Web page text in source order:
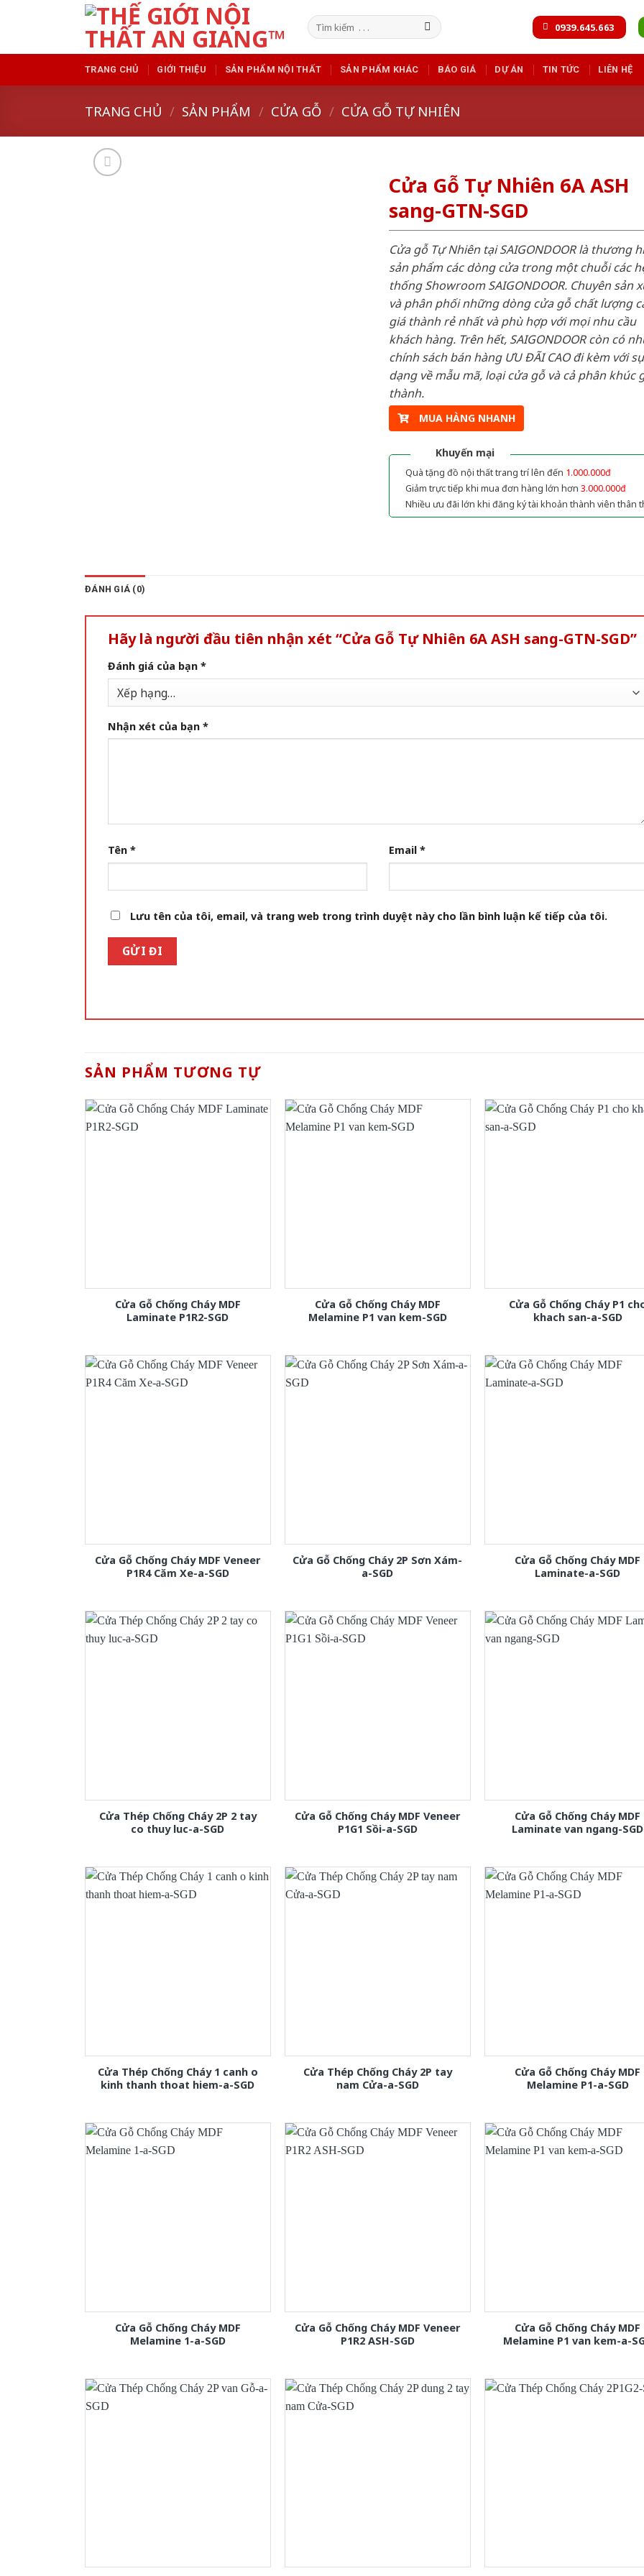
Tìm
kiếm:
0939.645.663
TRANG CHỦ GIỚI THIỆU SẢN PHẨM NỘI THẤT SẢN PHẨM KHÁC BÁO GIÁ DỰ ÁN TIN TỨC LIÊN HỆ
TRANG CHỦ / SẢN PHẨM / CỬA GỖ / CỬA GỖ TỰ NHIÊN
Cửa Gỗ Tự Nhiên 6A ASH
sang-GTN-SGD
Cửa gỗ Tự Nhiên tại SAIGONDOOR là thương
sản phẩm các dòng cửa trong một chuỗi các
thống Showroom SAIGONDOOR. Chuyên sản
và phân phối những dòng cửa gỗ chất lượng
giá thành rẻ nhất và phù hợp với mọi nhu cầu
khách hàng. Trên hết, SAIGONDOOR còn có
chính sách bán hàng ƯU ĐÃI CAO đi kèm với
dạng về mẫu mã, loại cửa gỗ và cả phân khúc
thành.
MUA HÀNG NHANH
Khuyến mại
Quà tặng đồ nội thất trang trí lên đến 1.000.000đ
Giảm trực tiếp khi mua đơn hàng lớn hơn 3.000.000đ
Nhiều ưu đãi lớn khi đăng ký tài khoản thành viên thân
ĐÁNH GIÁ (0)
Hãy là người đầu tiên nhận xét “Cửa Gỗ Tự Nhiên 6A ASH sang-GTN-SGD”
Đánh giá của bạn *
Nhận xét của bạn *
Tên * Email *
Lưu tên của tôi, email, và trang web trong trình duyệt này cho lần bình luận kế tiếp của tôi.
SẢN PHẨM TƯƠNG TỰ
Cửa Gỗ Chống Cháy MDF
Laminate P1R2-SGD
Cửa Gỗ Chống Cháy MDF
Melamine P1 van kem-SGD
Cửa Gỗ Chống Cháy P1
khach san-a-SGD
Cửa Gỗ Chống Cháy MDF Veneer
P1R4 Căm Xe-a-SGD
Cửa Gỗ Chống Cháy 2P Sơn Xám-
a-SGD
Cửa Gỗ Chống Cháy MDF
Laminate-a-SGD
Cửa Thép Chống Cháy 2P 2 tay
co thuy luc-a-SGD
Cửa Gỗ Chống Cháy MDF Veneer
P1G1 Sồi-a-SGD
Cửa Gỗ Chống Cháy MDF
Laminate van ngang-SGD
Cửa Thép Chống Cháy 1 canh o
kinh thanh thoat hiem-a-SGD
Cửa Thép Chống Cháy 2P tay
nam Cửa-a-SGD
Cửa Gỗ Chống Cháy MDF
Melamine P1-a-SGD
Cửa Gỗ Chống Cháy MDF
Melamine 1-a-SGD
Cửa Gỗ Chống Cháy MDF Veneer
P1R2 ASH-SGD
Cửa Gỗ Chống Cháy MDF
Melamine P1 van kem-a-